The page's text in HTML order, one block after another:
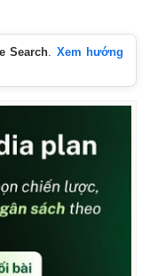
Search. Xem hướng